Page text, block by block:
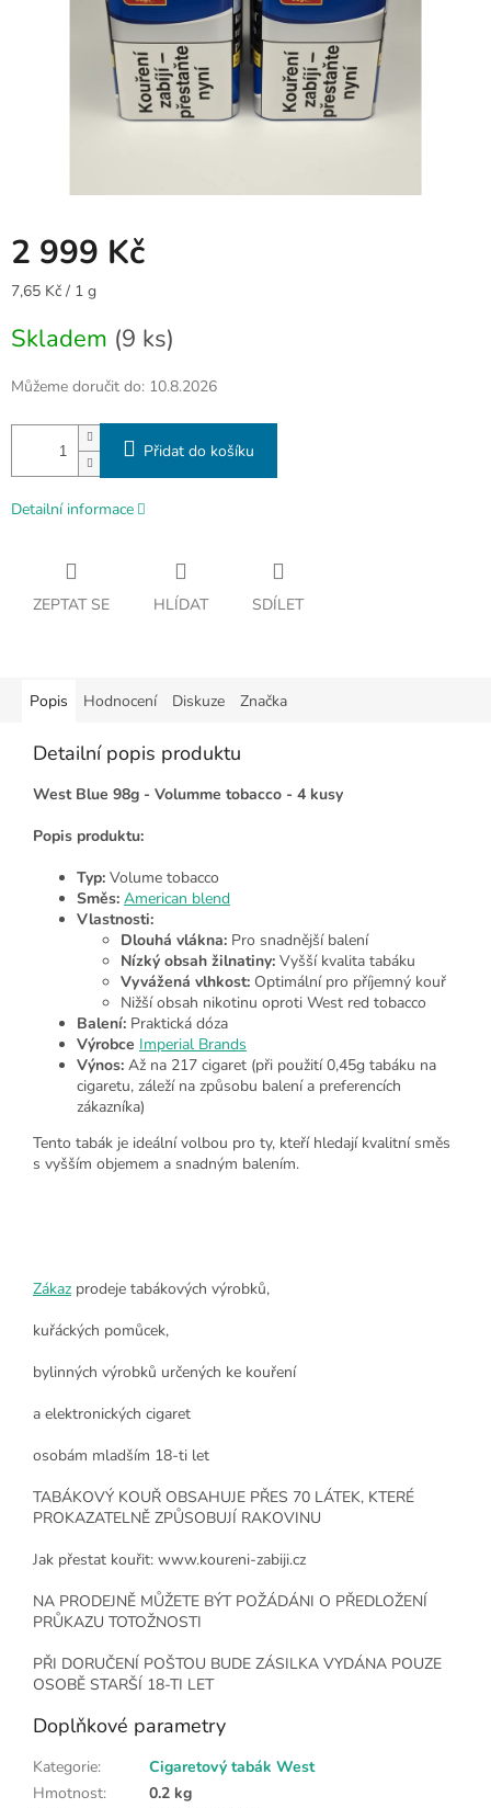
2 999 Kč
Měrná
7,65 Kč / 1 g
Skladem (9 ks)
Můžeme doručit do: 10.8.2026
Přidat do košíku
Detailní informace
ZEPTAT SE HLÍDAT SDÍLET
Popis Hodnocení Diskuze Značka
Detailní popis produktu
West Blue 98g - Volumme tobacco - 4 kusy
Popis produktu:
Typ: Volume tobacco
Směs: American blend
Vlastnosti:
Dlouhá vlákna: Pro snadnější balení
Nízký obsah žilnatiny: Vyšší kvalita tabáku
Vyvážená vlhkost: Optimální pro příjemný kouř
Nižší obsah nikotinu oproti West red tobacco
Balení: Praktická dóza
Výrobce Imperial Brands
Výnos: Až na 217 cigaret (při použití 0,45g tabáku na
cigaretu, záleží na způsobu balení a preferencích
zákazníka)
Tento tabák je ideální volbou pro ty, kteří hledají kvalitní směs
s vyšším objemem a snadným balením.
Zákaz prodeje tabákových výrobků,
kuřáckých pomůcek,
bylinných výrobků určených ke kouření
a elektronických cigaret
osobám mladším 18-ti let
TABÁKOVÝ KOUŘ OBSAHUJE PŘES 70 LÁTEK, KTERÉ
PROKAZATELNĚ ZPŮSOBUJÍ RAKOVINU
Jak přestat kouřit: www.koureni-zabiji.cz
NA PRODEJNĚ MŮŽETE BÝT POŽÁDÁNI O PŘEDLOŽENÍ
PRŮKAZU TOTOŽNOSTI
PŘI DORUČENÍ POŠTOU BUDE ZÁSILKA VYDÁNA POUZE
OSOBĚ STARŠÍ 18-TI LET
Doplňkové parametry
Kategorie:
Cigaretový tabák West
Hmotnost:
0.2 kg